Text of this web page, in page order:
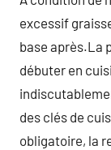
excessif
base après.La
débuter en
des clés de
obligatoire, la